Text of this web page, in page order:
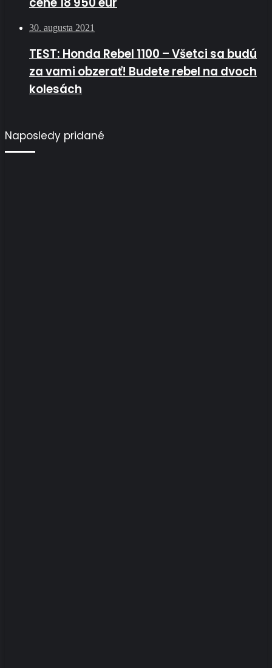
30. augusta 2021
TEST: Honda Rebel 1100 – Všetci sa budú
za vami obzerať! Budete rebel na dvoch
kolesách
Naposledy pridané